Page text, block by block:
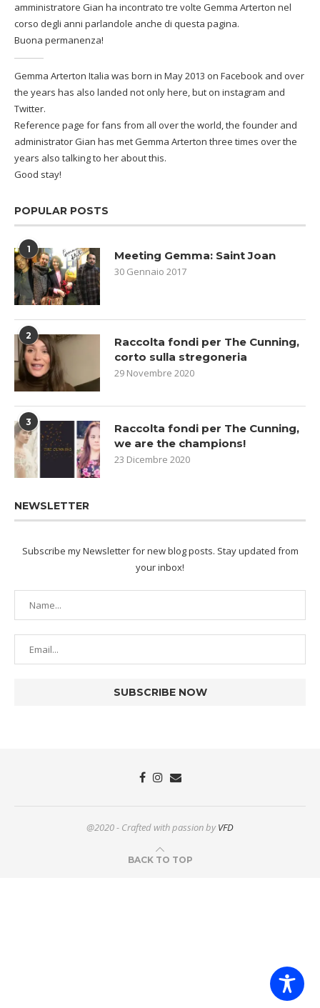
amministratore Gian ha incontrato tre volte Gemma Arterton nel
corso degli anni parlandole anche di questa pagina.
Buona permanenza!
Gemma Arterton Italia was born in May 2013 on Facebook and over
the years has also landed not only here, but on instagram and
Twitter.
Reference page for fans from all over the world, the founder and
administrator Gian has met Gemma Arterton three times over the
years also talking to her about this.
Good stay!
POPULAR POSTS
1 Meeting Gemma: Saint Joan
30 Gennaio 2017
2
Raccolta fondi per The Cunning,
corto sulla stregoneria
29 Novembre 2020
3
Raccolta fondi per The Cunning,
we are the champions!
23 Dicembre 2020
NEWSLETTER
Subscribe my Newsletter for new blog posts. Stay updated from
your inbox!
@2020 - Crafted with passion byVFD
BACK TO TOP